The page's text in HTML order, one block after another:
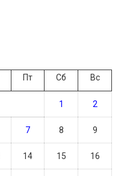
Пт Сб Вс
1 2
7 8 9
14 15 16